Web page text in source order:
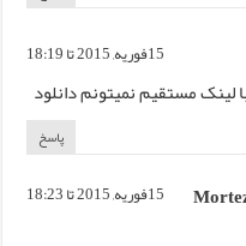
15فوریه, 2015 تا 18:19
مستقیم نمیتونم دانلود
پاسخ
15فوریه, 2015 تا 18:23